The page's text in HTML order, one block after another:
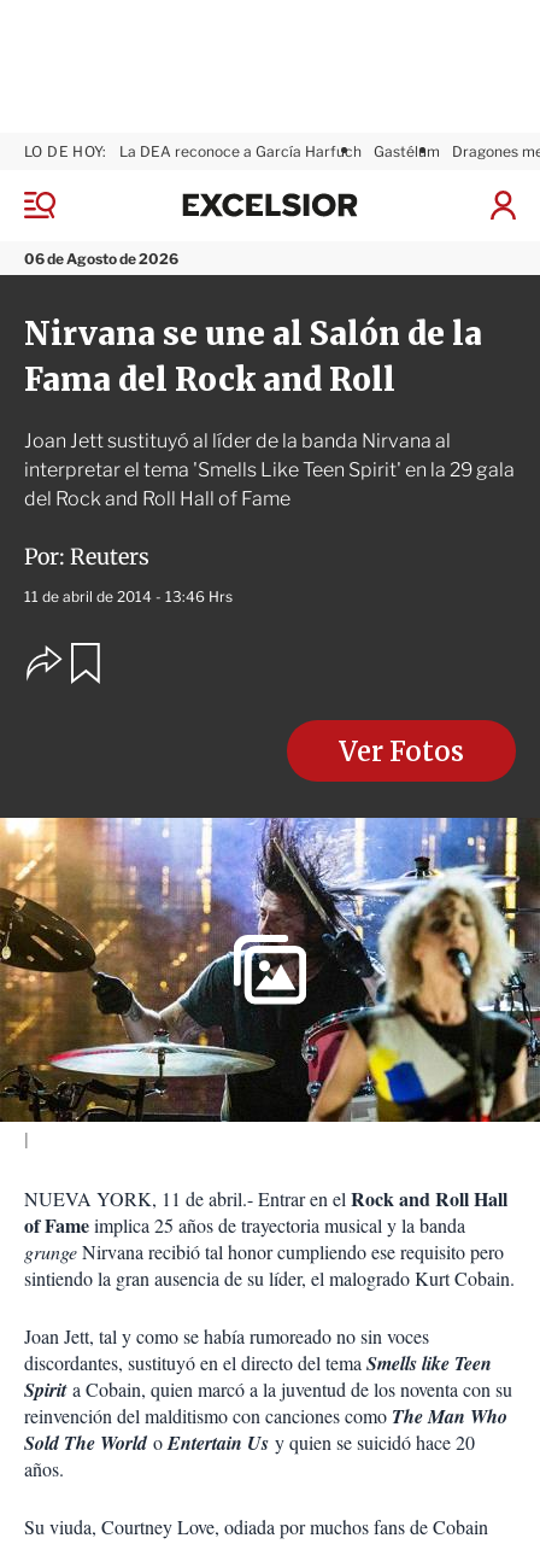
M
n
ú
06 de Agosto de 2026
LO DE HOY: La DEA reconoce a García Harfuch Gastélum Dragones
I
ó
x
l
i
o
r
Nirvana se une al Salón de la
Fama del Rock and Roll
Joan Jett sustituyó al líder de la banda Nirvana al
interpretar el tema 'Smells Like Teen Spirit' en la 29 gala
del Rock and Roll Hall of Fame
Por: Reuters
11 de abril de 2014 - 13:46 Hrs
O
p
s
e
c
m
p
a
r
Ver Fotos
NUEVA YORK, 11 de abril.- Entrar en el Rock and Roll Hall
of Fameimplica 25 años de trayectoria musical y la banda
grungeNirvana recibió tal honor cumpliendo ese requisito pero
sintiendo la gran ausencia de su líder, el malogrado Kurt Cobain.
Joan Jett, tal y como se había rumoreado no sin voces
discordantes, sustituyó en el directo del tema Smells like Teen
Spirita Cobain, quien marcó a la juventud de los noventa con su
reinvención del malditismo con canciones como The Man Who
Sold The WorldoEntertain Us y quien se suicidó hace 20
años.
Su viuda, Courtney Love, odiada por muchos fans de Cobain